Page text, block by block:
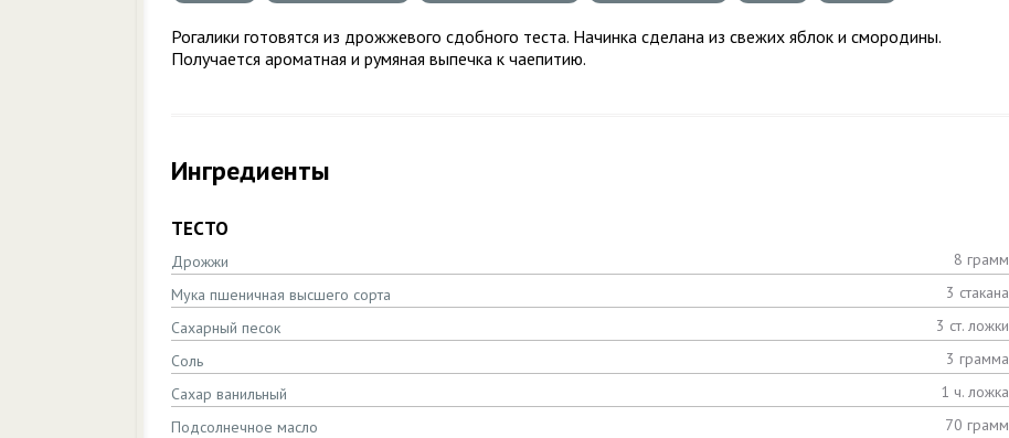
Рогалики готовятся из дрожжевого сдобного теста. Начинка сделана из свежих яблок и смородины.
Получается ароматная и румяная выпечка к чаепитию.
Ингредиенты
ТЕСТО
Дрожжи
8 грамм
Мука пшеничная высшего сорта
3 стакана
Сахарный песок
3 ст. ложки
Соль
3 грамма
Сахар ванильный
1 ч. ложка
Подсолнечное масло
70 грамм